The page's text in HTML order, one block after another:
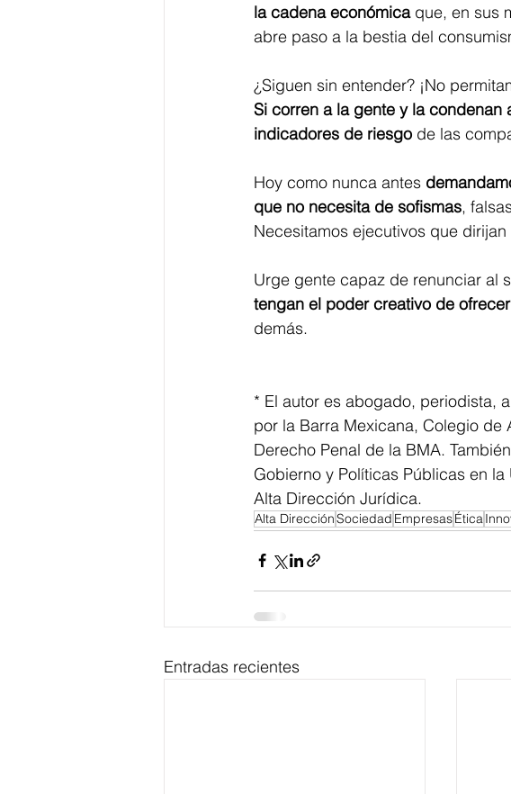
la cadena económica que, en sus
abre paso a la bestia del
¿Siguen sin entender? ¡No
Si corren a la gente y la
indicadores de riesgo de las
Hoy como nunca antes
que no necesita de sofismas,
Necesitamos ejecutivos que
Urge gente capaz de renunciar al
tengan el poder creativo de
demás.
* El autor es abogado, periodista,
por la Barra Mexicana, Colegio
Derecho Penal de la BMA.
Gobierno y Políticas Públicas en
Alta Dirección Jurídica.
Alta DirecciónSociedad EmpresasÉtica
Entradas recientes